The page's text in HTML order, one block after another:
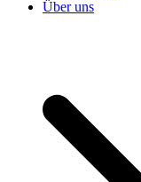
Über uns